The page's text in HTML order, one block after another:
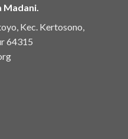
Madani.
Kec. Kertosono,
64315